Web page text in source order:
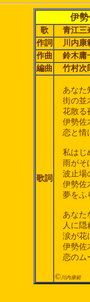
伊
歌
青江三
作詞
川内康
作曲
鈴木庸
編曲
竹村次
歌詞
あなた
街の並
花散る
伊勢佐
恋と情
私はじ
雨がそ
波止場
伊勢佐
夢をふ
あなた
人に隠
涙が花
伊勢佐
恋のム
©川内康範